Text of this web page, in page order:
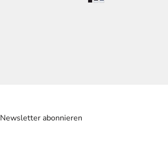
Newsletter abonnieren